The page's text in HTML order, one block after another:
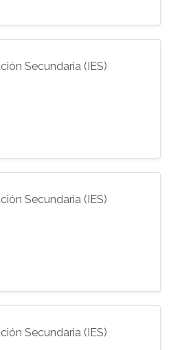
Secundaria (IES)
Secundaria (IES)
Secundaria (IES)